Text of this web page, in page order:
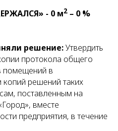
- 0 м2 – 0 %
решение:Утвердить
протокола общего
помещений в
решений таких
поставленным на
вместе
предприятия, в течение